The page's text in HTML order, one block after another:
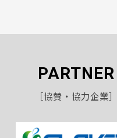
PARTNER
［協賛・協力企業］